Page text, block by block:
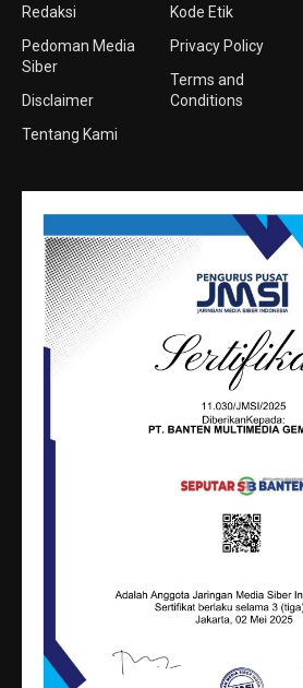
Redaksi
Pedoman Media
Siber
Disclaimer
Tentang Kami
Kode Etik
Privacy Policy
Terms and
Conditions